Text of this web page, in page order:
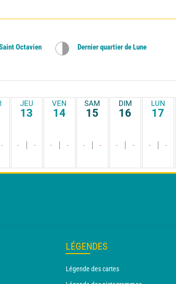
Octavien Dernier quartier de Lune
-
JEU
13
- -
VEN
14
- -
SAM
15
- -
DIM
16
- -
LUN
17
- -
LÉGENDES
Légende des cartes